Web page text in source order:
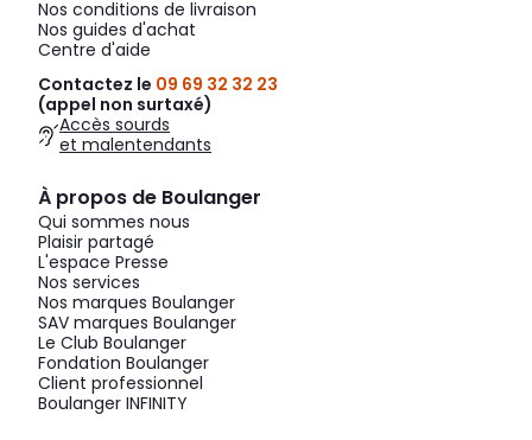
Nos conditions de livraison
Nos guides d'achat
Centre d'aide
Contactez le 09 69 32 32 23
(appel non surtaxé)
Accès sourds
et malentendants
À propos de Boulanger
Qui sommes nous
Plaisir partagé
L'espace Presse
Nos services
Nos marques Boulanger
SAV marques Boulanger
Le Club Boulanger
Fondation Boulanger
Client professionnel
Boulanger INFINITY